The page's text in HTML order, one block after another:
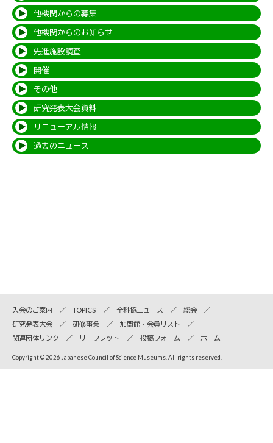
他機関からの募集
他機関からのお知らせ
先進施設調査
開催
その他
研究発表大会資料
リニューアル情報
過去のニュース
入会のご案内 TOPICS 全科協ニュース
総会
研究発表大会
研修事業
加盟館・会員リスト
関連団体リンク
リーフレット 投稿フォーム ホーム
Copyright © 2026 Japanese Council of Science Museums. All rights reserved.